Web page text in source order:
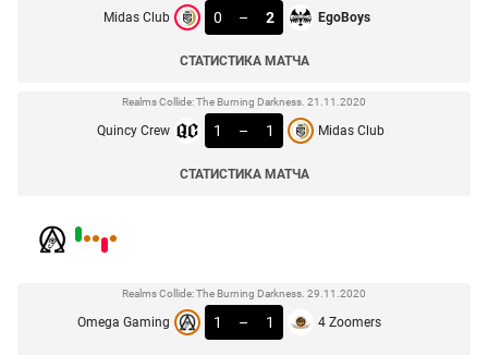
Midas Club 0 – 2 EgoBoys
СТАТИСТИКА МАТЧА
Realms Collide: The Burning Darkness. 21.11.2020
Quincy Crew 1 – 1 Midas Club
СТАТИСТИКА МАТЧА
Realms Collide: The Burning Darkness. 29.11.2020
Omega Gaming 1 – 1 4 Zoomers